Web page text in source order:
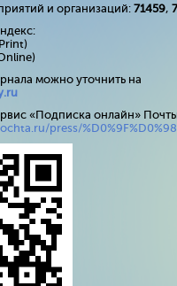
и организаций: 71459,
можно уточнить на
.ru
«Подписка онлайн»
press/